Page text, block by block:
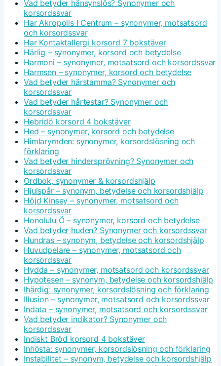
Vad betyder hänsynslös? Synonymer och
korsordssvar
Har Akropolis I Centrum – synonymer, motsatsord
och korsordssvar
Har Kontaktallergi korsord 7 bokstäver
Härlig – synonymer, korsord och betydelse
Harmoni – synonymer, motsatsord och korsordssvar
Harmsen – synonymer, korsord och betydelse
Vad betyder härstamma? Synonymer och
korsordssvar
Vad betyder hårtestar? Synonymer och
korsordssvar
Hebridö korsord 4 bokstäver
Hed – synonymer, korsord och betydelse
Himlarymden: synonymer, korsordslösning och
förklaring
Vad betyder hindersprövning? Synonymer och
korsordssvar
Ordbok, synonymer & korsordshjälp
Hjulspår – synonym, betydelse och korsordshjälp
Höjd Kinsey – synonymer, motsatsord och
korsordssvar
Honolulu Ö – synonymer, korsord och betydelse
Vad betyder huden? Synonymer och korsordssvar
Hundras – synonym, betydelse och korsordshjälp
Huvudpelare – synonymer, motsatsord och
korsordssvar
Hydda – synonymer, motsatsord och korsordssvar
Hypotesen – synonym, betydelse och korsordshjälp
Ihärdig: synonymer, korsordslösning och förklaring
Illusion – synonymer, motsatsord och korsordssvar
Indata – synonymer, motsatsord och korsordssvar
Vad betyder indikator? Synonymer och
korsordssvar
Indiskt Bröd korsord 4 bokstäver
Inhösta: synonymer, korsordslösning och förklaring
Instabilitet – synonym, betydelse och korsordshjälp